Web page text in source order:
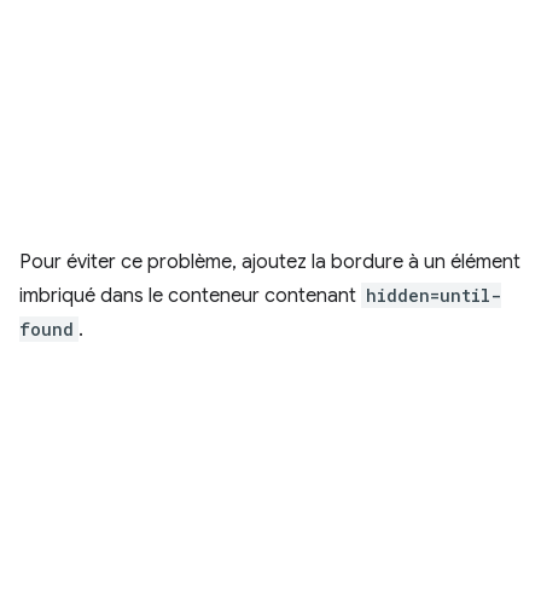
Pour éviter ce problème, ajoutez la bordure à un élément
imbriqué dans le conteneur contenant hidden=until-
found .